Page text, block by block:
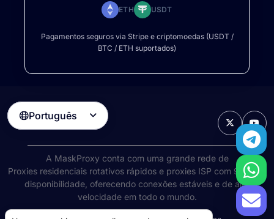
ETH USDT
Pagamentos seguros via Stripe e criptomoedas (USDT /
BTC / ETH suportados)
Português 
A MaskProxy conta com uma grande rede de
Proxies residenciais rotativos rápidos e proxies ISP com 99% de
disponibilidade, oferecendo conexões estáveis e de alta
velocidade em todo o mundo.